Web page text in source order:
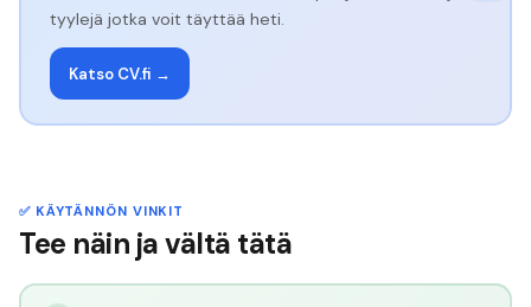
tyylejä jotka voit täyttää heti.
Katso CV.fi →
✅ KÄYTÄNNÖN VINKIT
Tee näin ja vältä tätä